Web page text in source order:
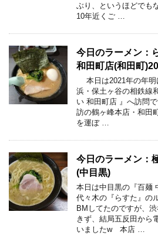
ぶり、というほどでも
10年近くご …
今日のラーメン
和田町店(和田町
本日は2021年の年明
浜・保土ヶ谷の相鉄線
い 和田町店 』へ訪問
訪の鶴ヶ峰本店・和田
を運ぼ …
今日のラーメン：
(中目黒)
本日は中目黒の『百麺
代々木の『らすた』の
BMしてたのですが、
きず、結局五反田から
いましたw 本店 …